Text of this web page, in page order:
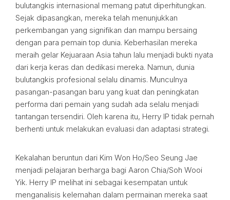
bulutangkis internasional memang patut diperhitungkan.
Sejak dipasangkan, mereka telah menunjukkan
perkembangan yang signifikan dan mampu bersaing
dengan para pemain top dunia. Keberhasilan mereka
meraih gelar Kejuaraan Asia tahun lalu menjadi bukti nyata
dari kerja keras dan dedikasi mereka. Namun, dunia
bulutangkis profesional selalu dinamis. Munculnya
pasangan-pasangan baru yang kuat dan peningkatan
performa dari pemain yang sudah ada selalu menjadi
tantangan tersendiri. Oleh karena itu, Herry IP tidak pernah
berhenti untuk melakukan evaluasi dan adaptasi strategi.
Kekalahan beruntun dari Kim Won Ho/Seo Seung Jae
menjadi pelajaran berharga bagi Aaron Chia/Soh Wooi
Yik. Herry IP melihat ini sebagai kesempatan untuk
menganalisis kelemahan dalam permainan mereka saat